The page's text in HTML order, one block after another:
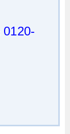
0120-